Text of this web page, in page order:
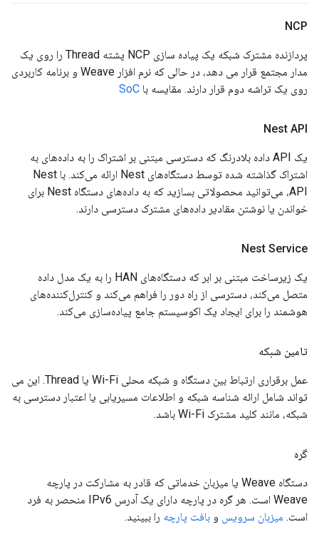
NCP
پردازنده مشترک شبکه یک پیاده سازی NCP پشته Thread را روی یک
مدار مجتمع قرار می دهد، در حالی که نرم افزار Weave و برنامه کاربردی
روی یک تراشه دوم قرار دارند. مقایسه با SoC
Nest API
یک API داده بلادرنگ که دسترسی مبتنی بر اشتراک را به داده‌های به
اشتراک گذاشته شده توسط دستگاه‌های Nest ارائه می‌کند. با Nest
API، می‌توانید محصولاتی بسازید که به داده‌های دستگاه Nest برای
خواندن یا نوشتن مقادیر داده‌های مشترک دسترسی دارند.
Nest Service
یک زیرساخت مبتنی بر ابر که دستگاه‌های HAN را به یک مدل داده
متصل می‌کند، دسترسی از راه دور را فراهم می‌کند و کنترل‌کننده‌های
هوشمند را برای ایجاد یک اکوسیستم جامع پیاده‌سازی می‌کند.
تامین شبکه
عمل برقراری ارتباط بین دستگاه و شبکه محلی Wi-Fi یا Thread. این می
تواند شامل ارائه شناسه شبکه و اطلاعات مسیریابی یا اعتبار دسترسی به
شبکه، مانند کلید مشترک Wi-Fi باشد.
گره
دستگاه Weave یا میزبان خدماتی که قادر به مشارکت در پارچه
Weave است. هر گره در پارچه دارای یک آدرس IPv6 منحصر به فرد
است. میزبان سرویس و بافت پارچه را ببینید.